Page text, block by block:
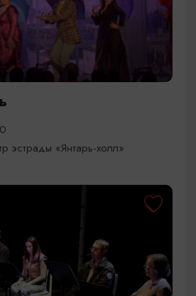
эстрады «Янтарь-холл»